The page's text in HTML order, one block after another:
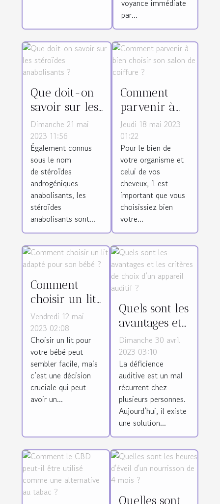
d’amour ?
voyance immédiate
par...
Que doit-on
savoir sur les
stéroïdes
anabolisants ?
Dimanche 21 mai
2023 11:56
Également connus
sous le nom
de stéroïdes
androgéniques
anabolisants, les
stéroïdes
anabolisants sont...
Comment
parvenir à
bien choisir
son salon de
coiffure ?
Jeudi 18 mai 2023
01:22
Pour le bien de
votre organisme et
celui de vos
cheveux, il est
important que vous
choisissiez bien
votre...
Comment
choisir un lit
adapté pour
son bébé ?
Vendredi 12 mai
2023 02:08
Choisir un lit pour
votre bébé peut
sembler facile, mais
c’est une décision
cruciale qui peut
avoir un...
Quels sont les
avantages et
les critères
de choix d’un
appareil
auditif ?
Dimanche 30 avril
2023 03:10
La déficience
auditive est un mal
récurrent chez
plusieurs personnes.
Aujourd’hui, il existe
une solution...
Quelles sont